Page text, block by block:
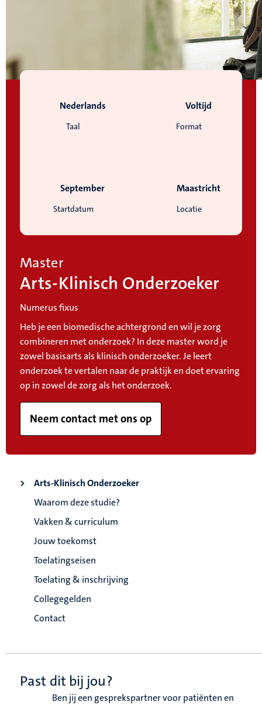
Taal
Nederlands
Format
Voltijd
Startdatum
September
Locatie
Maastricht
Master
Arts-Klinisch Onderzoeker
Numerus fixus
Heb je een biomedische achtergrond en wil je zorg
combineren met onderzoek? In deze master word je
zowel basisarts als klinisch onderzoeker. Je leert
onderzoek te vertalen naar de praktijk en doet ervaring
op in zowel de zorg als het onderzoek.
Neem contact met ons op
Arts-Klinisch Onderzoeker
Waarom deze studie?
Vakken & curriculum
Jouw toekomst
Toelatingseisen
Toelating & inschrijving
Collegegelden
Contact
Past dit bij jou?
Ben jij een gesprekspartner voor patiënten en